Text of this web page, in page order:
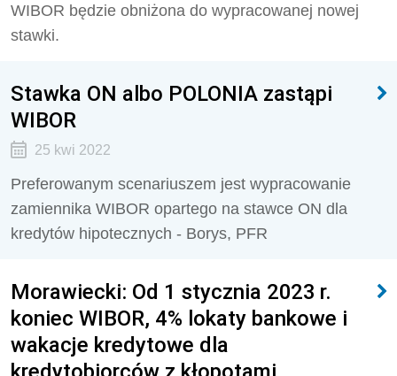
WIBOR będzie obniżona do wypracowanej nowej
stawki.
Stawka ON albo POLONIA zastąpi
WIBOR
25 kwi 2022
Preferowanym scenariuszem jest wypracowanie
zamiennika WIBOR opartego na stawce ON dla
kredytów hipotecznych - Borys, PFR
Morawiecki: Od 1 stycznia 2023 r.
koniec WIBOR, 4% lokaty bankowe i
wakacje kredytowe dla